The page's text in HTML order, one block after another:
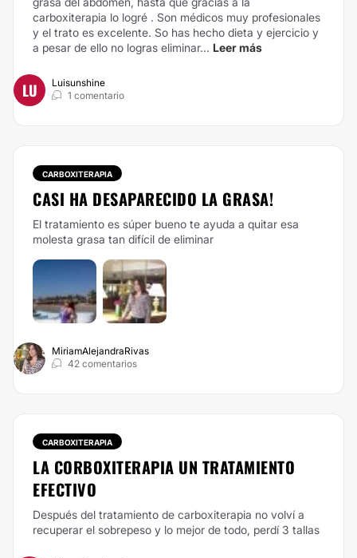
carboxiterapia lo logré . Son médicos muy profesionales
y el trato es excelente. So has hecho dieta y ejercicio y
a pesar de ello no logras eliminar... Leer más
LU
Luisunshine
1 comentario
CARBOXITERAPIA
CASI HA DESAPARECIDO LA GRASA!
El tratamiento es súper bueno te ayuda a quitar esa
molesta grasa tan difícil de eliminar
MiriamAlejandraRivas
42 comentarios
CARBOXITERAPIA
LA CORBOXITERAPIA UN TRATAMIENTO
EFECTIVO
Después del tratamiento de carboxiterapia no volví a
recuperar el sobrepeso y lo mejor de todo, perdí 3 tallas